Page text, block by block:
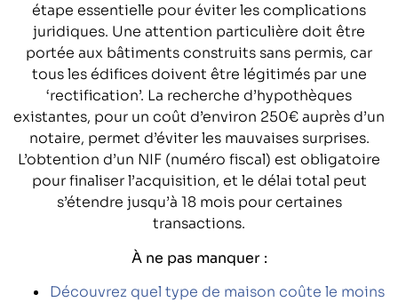
étape essentielle pour éviter les complications
juridiques. Une attention particulière doit être
portée aux bâtiments construits sans permis, car
tous les édifices doivent être légitimés par une
‘rectification’. La recherche d’hypothèques
existantes, pour un coût d’environ 250€ auprès d’un
notaire, permet d’éviter les mauvaises surprises.
L’obtention d’un NIF (numéro fiscal) est obligatoire
pour finaliser l’acquisition, et le délai total peut
s’étendre jusqu’à 18 mois pour certaines
transactions.
À ne pas manquer :
Découvrez quel type de maison coûte le moins